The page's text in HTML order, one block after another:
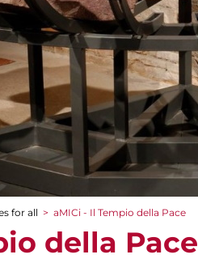
for all > aMICi - Il Tempio della Pace
della Pace